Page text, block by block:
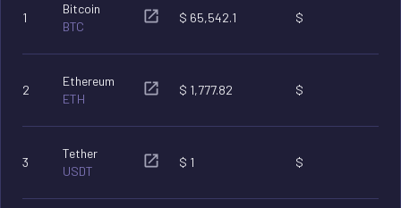
1
Bitcoin
BTC
$ 65,542.1 $
2
Ethereum
ETH
$ 1,777.82 $
3
Tether
USDT
$ 1 $